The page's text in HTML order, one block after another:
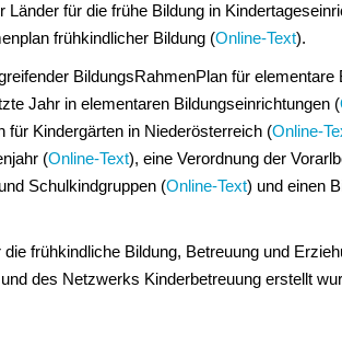
für die frühe Bildung in
frühkindlicher Bildung (Online-Text).
BildungsRahmenPlan für
Jahr in elementaren Bildungseinrichtungen (
für Kindergärten in Niederösterreich (Online-
(Online-Text), eine Verordnung der
Schulkindgruppen (Online-Text) und einen
frühkindliche Bildung, Betreuung und
des Netzwerks Kinderbetreuung erstellt